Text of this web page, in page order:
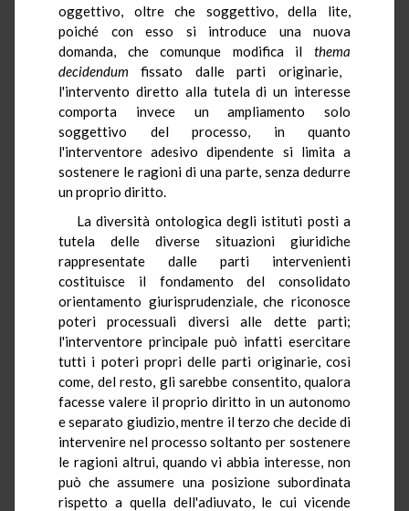
oggettivo, oltre che soggettivo, della lite,
poiché con esso si introduce una nuova
domanda, che comunque modifica il thema
decidendum fissato dalle parti originarie,
l'intervento diretto alla tutela di un interesse
comporta invece un ampliamento solo
soggettivo del processo, in quanto
l'interventore adesivo dipendente si limita a
sostenere le ragioni di una parte, senza dedurre
un proprio diritto.
La diversità ontologica degli istituti posti a
tutela delle diverse situazioni giuridiche
rappresentate dalle parti intervenienti
costituisce il fondamento del consolidato
orientamento giurisprudenziale, che riconosce
poteri processuali diversi alle dette parti;
l'interventore principale può infatti esercitare
tutti i poteri propri delle parti originarie, così
come, del resto, gli sarebbe consentito, qualora
facesse valere il proprio diritto in un autonomo
e separato giudizio, mentre il terzo che decide di
intervenire nel processo soltanto per sostenere
le ragioni altrui, quando vi abbia interesse, non
può che assumere una posizione subordinata
rispetto a quella dell'adiuvato, le cui vicende